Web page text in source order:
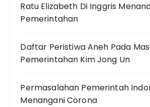
Ratu Elizabeth Di Inggris
Pemerintahan
Daftar Peristiwa Aneh Pada
Pemerintahan Kim Jong Un
Permasalahan Pemerintah
Menangani Corona